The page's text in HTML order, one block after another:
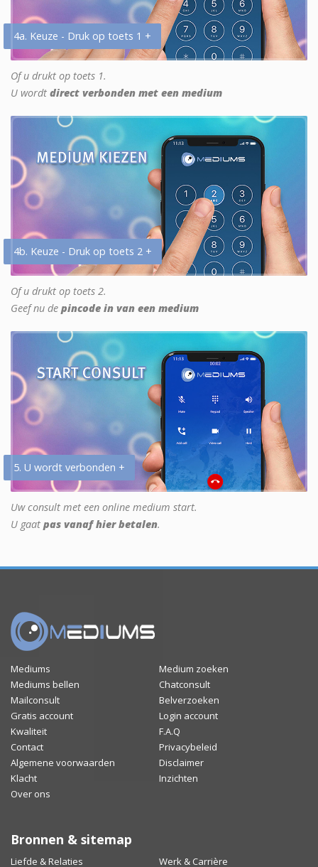
4a. Keuze - Druk op toets 1 +
Of u drukt op toets 1.
U wordt direct verbonden met een medium
4b. Keuze - Druk op toets 2 +
Of u drukt op toets 2.
Geef nu de pincode in van een medium
5. U wordt verbonden +
Uw consult met een online medium start.
U gaat pas vanaf hier betalen.
Mediums
Medium zoeken
Mediums bellen
Chatconsult
Mailconsult
Belverzoeken
Gratis account
Login account
Kwaliteit
F.A.Q
Contact
Privacybeleid
Algemene voorwaarden
Disclaimer
Klacht
Inzichten
Over ons
Bronnen & sitemap
Liefde & Relaties Werk & Carrière